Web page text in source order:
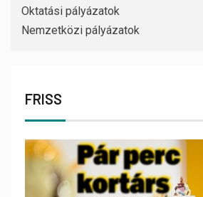
Oktatási pályázatok
Nemzetközi pályázatok
FRISS